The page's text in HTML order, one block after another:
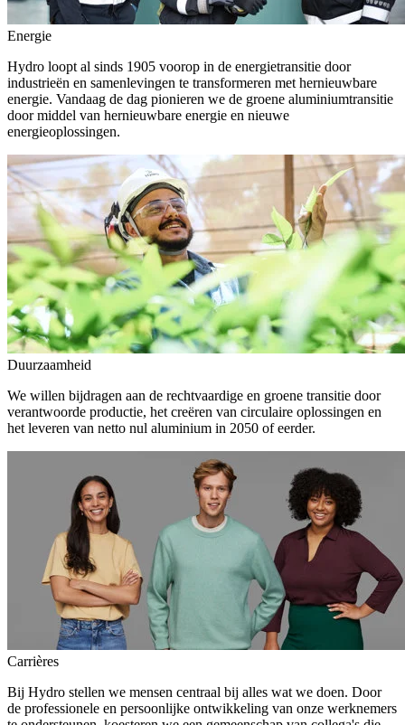
Energie
Hydro loopt al sinds 1905 voorop in de energietransitie door
industrieën en samenlevingen te transformeren met hernieuwbare
energie. Vandaag de dag pionieren we de groene aluminiumtransitie
door middel van hernieuwbare energie en nieuwe
energieoplossingen.
Duurzaamheid
We willen bijdragen aan de rechtvaardige en groene transitie door
verantwoorde productie, het creëren van circulaire oplossingen en
het leveren van netto nul aluminium in 2050 of eerder.
Carrières
Bij Hydro stellen we mensen centraal bij alles wat we doen. Door
de professionele en persoonlijke ontwikkeling van onze werknemers